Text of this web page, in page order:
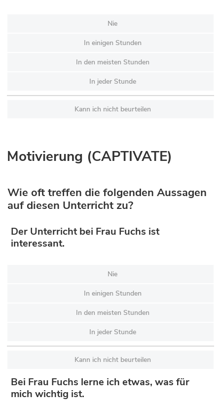
Nie
In einigen Stunden
In den meisten Stunden
In jeder Stunde
Kann ich nicht beurteilen
Motivierung (CAPTIVATE)
Wie oft treffen die folgenden Aussagen
auf diesen Unterricht zu?
Der Unterricht bei Frau Fuchs ist
interessant.
Nie
In einigen Stunden
In den meisten Stunden
In jeder Stunde
Kann ich nicht beurteilen
Bei Frau Fuchs lerne ich etwas, was für
mich wichtig ist.